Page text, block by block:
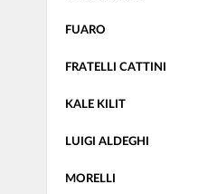
FUARO
FRATELLI CATTINI
KALE KILIT
LUIGI ALDEGHI
MORELLI